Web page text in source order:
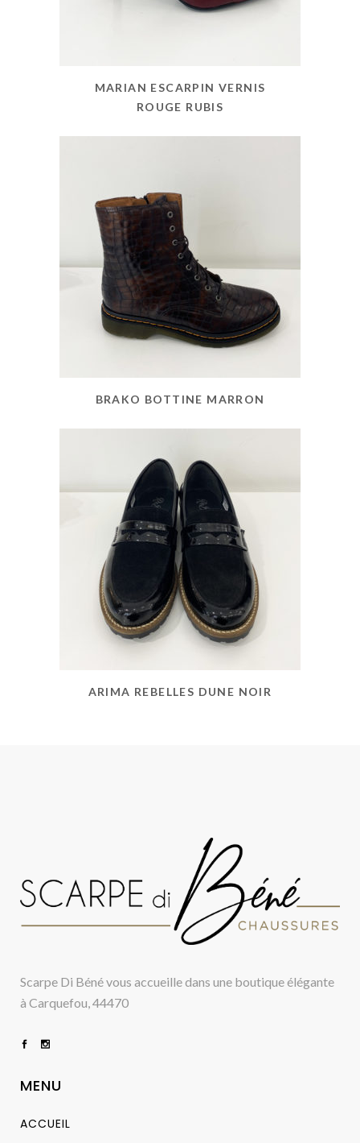
MARIAN ESCARPIN VERNIS
ROUGE RUBIS
BRAKO BOTTINE MARRON
ARIMA REBELLES DUNE NOIR
Scarpe Di Béné vous accueille dans une boutique élégante
à Carquefou, 44470
MENU
ACCUEIL